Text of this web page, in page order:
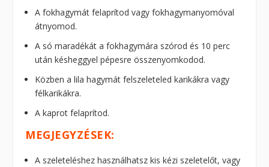
A fokhagymát felaprítod vagy fokhagymanyomóval
átnyomod.
A só maradékát a fokhagymára szórod és 10 perc
után késheggyel pépesre összenyomkodod.
Közben a lila hagymát felszeleteled karikákra vagy
félkarikákra.
A kaprot felaprítod.
MEGJEGYZÉSEK:
A szeleteléshez használhatsz kis kézi szeletelőt, vagy